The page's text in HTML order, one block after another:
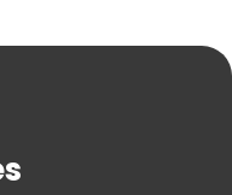
Légales